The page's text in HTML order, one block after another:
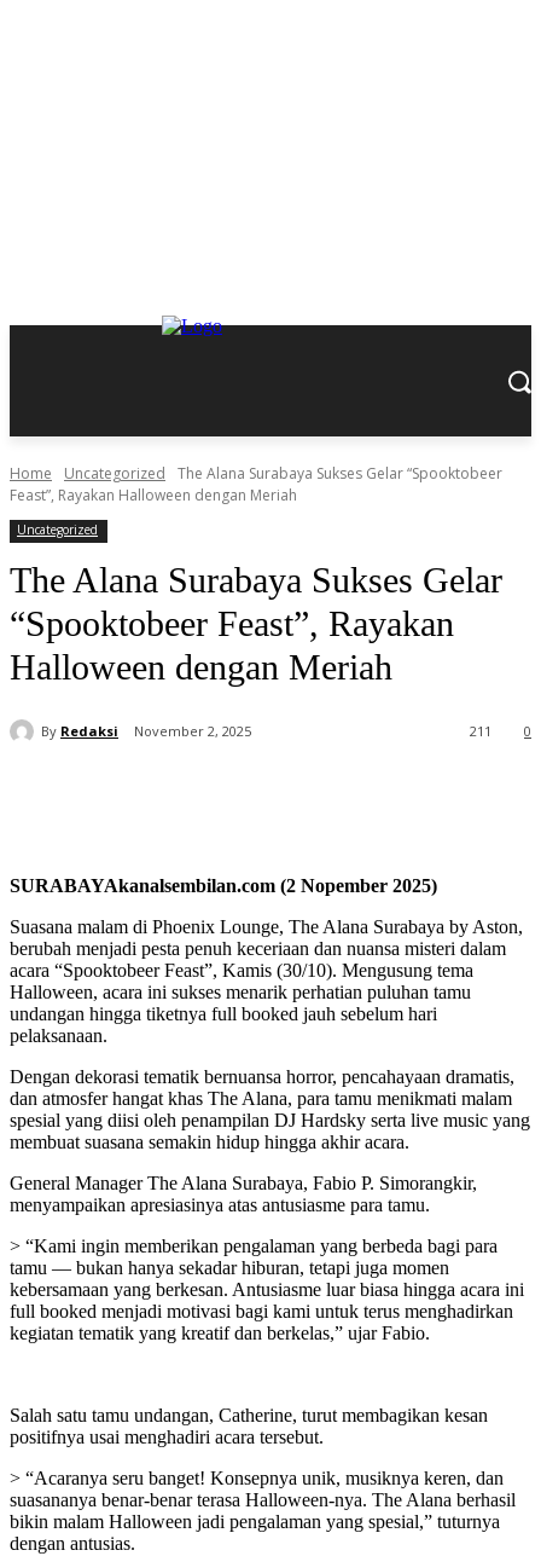
Home Uncategorized
The Alana Surabaya Sukses Gelar “Spooktobeer
Feast”, Rayakan Halloween dengan Meriah
Uncategorized
The Alana Surabaya Sukses Gelar
“Spooktobeer Feast”, Rayakan
Halloween dengan Meriah
By Redaksi November 2, 2025 0
211
SURABAYAkanalsembilan.com (2 Nopember 2025)
Suasana malam di Phoenix Lounge, The Alana Surabaya by Aston,
berubah menjadi pesta penuh keceriaan dan nuansa misteri dalam
acara “Spooktobeer Feast”, Kamis (30/10). Mengusung tema
Halloween, acara ini sukses menarik perhatian puluhan tamu
undangan hingga tiketnya full booked jauh sebelum hari
pelaksanaan.
Dengan dekorasi tematik bernuansa horror, pencahayaan dramatis,
dan atmosfer hangat khas The Alana, para tamu menikmati malam
spesial yang diisi oleh penampilan DJ Hardsky serta live music yang
membuat suasana semakin hidup hingga akhir acara.
General Manager The Alana Surabaya, Fabio P. Simorangkir,
menyampaikan apresiasinya atas antusiasme para tamu.
> “Kami ingin memberikan pengalaman yang berbeda bagi para
tamu — bukan hanya sekadar hiburan, tetapi juga momen
kebersamaan yang berkesan. Antusiasme luar biasa hingga acara ini
full booked menjadi motivasi bagi kami untuk terus menghadirkan
kegiatan tematik yang kreatif dan berkelas,” ujar Fabio.
Salah satu tamu undangan, Catherine, turut membagikan kesan
positifnya usai menghadiri acara tersebut.
> “Acaranya seru banget! Konsepnya unik, musiknya keren, dan
suasananya benar-benar terasa Halloween-nya. The Alana berhasil
bikin malam Halloween jadi pengalaman yang spesial,” tuturnya
dengan antusias.